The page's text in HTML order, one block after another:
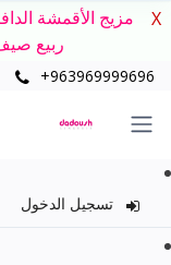
مزيج الأقمشة
ربيع صيف 2026 الجديدة بلمسة
X
+963969999696
تسجيل الدخول